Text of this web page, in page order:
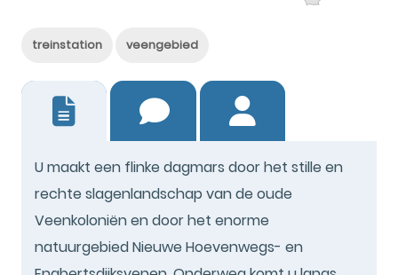
treinstation veengebied
U maakt een flinke dagmars door het stille en
rechte slagenlandschap van de oude
Veenkoloniën en door het enorme
natuurgebied Nieuwe Hoevenwegs- en